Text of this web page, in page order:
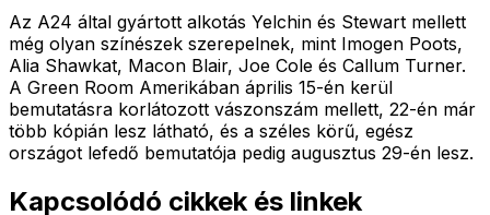
Az A24 által gyártott alkotás Yelchin és Stewart mellett
még olyan színészek szerepelnek, mint Imogen Poots,
Alia Shawkat, Macon Blair, Joe Cole és Callum Turner.
A Green Room Amerikában április 15-én kerül
bemutatásra korlátozott vászonszám mellett, 22-én már
több kópián lesz látható, és a széles körű, egész
országot lefedő bemutatója pedig augusztus 29-én lesz.
Kapcsolódó cikkek és linkek